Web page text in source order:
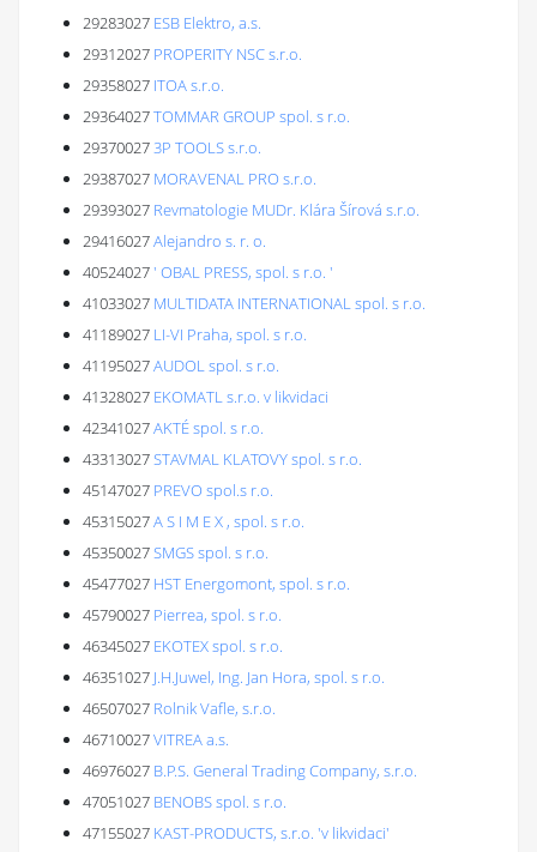
29283027 ESB Elektro, a.s.
29312027 PROPERITY NSC s.r.o.
29358027 ITOA s.r.o.
29364027TOMMAR GROUP spol. s r.o.
293700273P TOOLS s.r.o.
29387027 MORAVENAL PRO s.r.o.
29393027 Revmatologie MUDr. Klára Šírová s.r.o.
29416027Alejandro s. r. o.
40524027' OBAL PRESS, spol. s r.o. '
41033027 MULTIDATA INTERNATIONAL spol. s r.o.
41189027 LI-VI Praha, spol. s r.o.
41195027AUDOL spol. s r.o.
41328027 EKOMATL s.r.o. v likvidaci
42341027AKTÉ spol. s r.o.
43313027STAVMAL KLATOVY spol. s r.o.
45147027 PREVO spol.s r.o.
45315027A S I M E X , spol. s r.o.
45350027SMGS spol. s r.o.
45477027 HST Energomont, spol. s r.o.
45790027 Pierrea, spol. s r.o.
46345027 EKOTEX spol. s r.o.
46351027 J.H.Juwel, Ing. Jan Hora, spol. s r.o.
46507027 Rolnik Vafle, s.r.o.
46710027VITREA a.s.
46976027 B.P.S. General Trading Company, s.r.o.
47051027 BENOBS spol. s r.o.
47155027 KAST-PRODUCTS, s.r.o. 'v likvidaci'